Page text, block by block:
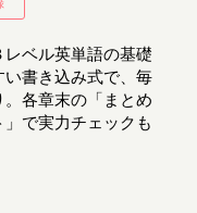
レベル英単語の基礎
書き込み式で、毎
各章末の「まとめ
で実力チェックも